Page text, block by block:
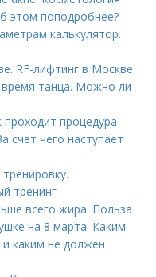
этом поподробнее?
калькулятор.
RF-лифтинг в Москве
время танца. Можно ли
процедура
счет чего наступает
тренинг
всего жира. Польза
на 8 марта. Каким
каким не должен